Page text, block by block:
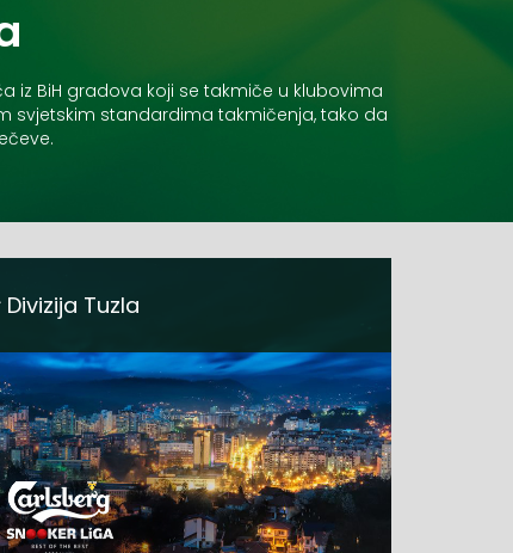
iz BiH gradova koji se takmiče u klubovima
svjetskim standardima takmičenja, tako da
Divizija Tuzla